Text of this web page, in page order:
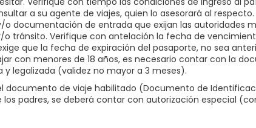
a su agente de viajes, quien lo asesorará al
o documentación de entrada que exijan las autoridades
tránsito. Verifique con antelación la fecha de
que la fecha de expiración del pasaporte, no sea
con menores de 18 años, es necesario contar con la
y legalizada (validez no mayor a 3 meses).
documento de viaje habilitado (Documento de
los padres, se deberá contar con autorización especial